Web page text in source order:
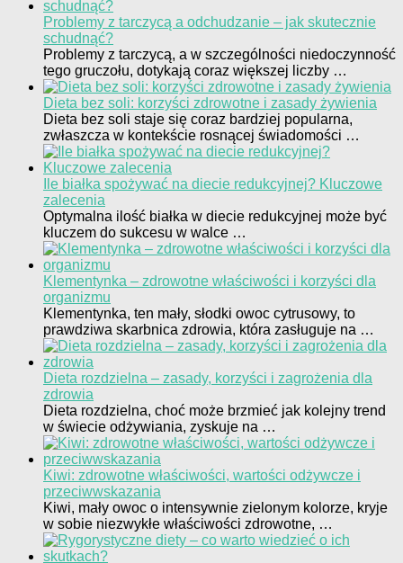
Problemy z tarczycą a odchudzanie – jak skutecznie
schudnąć?
Problemy z tarczycą, a w szczególności niedoczynność
tego gruczołu, dotykają coraz większej liczby …
Dieta bez soli: korzyści zdrowotne i zasady żywienia
Dieta bez soli staje się coraz bardziej popularna,
zwłaszcza w kontekście rosnącej świadomości …
Ile białka spożywać na diecie redukcyjnej? Kluczowe
zalecenia
Optymalna ilość białka w diecie redukcyjnej może być
kluczem do sukcesu w walce …
Klementynka – zdrowotne właściwości i korzyści dla
organizmu
Klementynka, ten mały, słodki owoc cytrusowy, to
prawdziwa skarbnica zdrowia, która zasługuje na …
Dieta rozdzielna – zasady, korzyści i zagrożenia dla
zdrowia
Dieta rozdzielna, choć może brzmieć jak kolejny trend
w świecie odżywiania, zyskuje na …
Kiwi: zdrowotne właściwości, wartości odżywcze i
przeciwwskazania
Kiwi, mały owoc o intensywnie zielonym kolorze, kryje
w sobie niezwykłe właściwości zdrowotne, …